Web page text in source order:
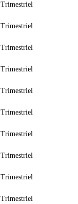
Trimestriel
Trimestriel
Trimestriel
Trimestriel
Trimestriel
Trimestriel
Trimestriel
Trimestriel
Trimestriel
Trimestriel